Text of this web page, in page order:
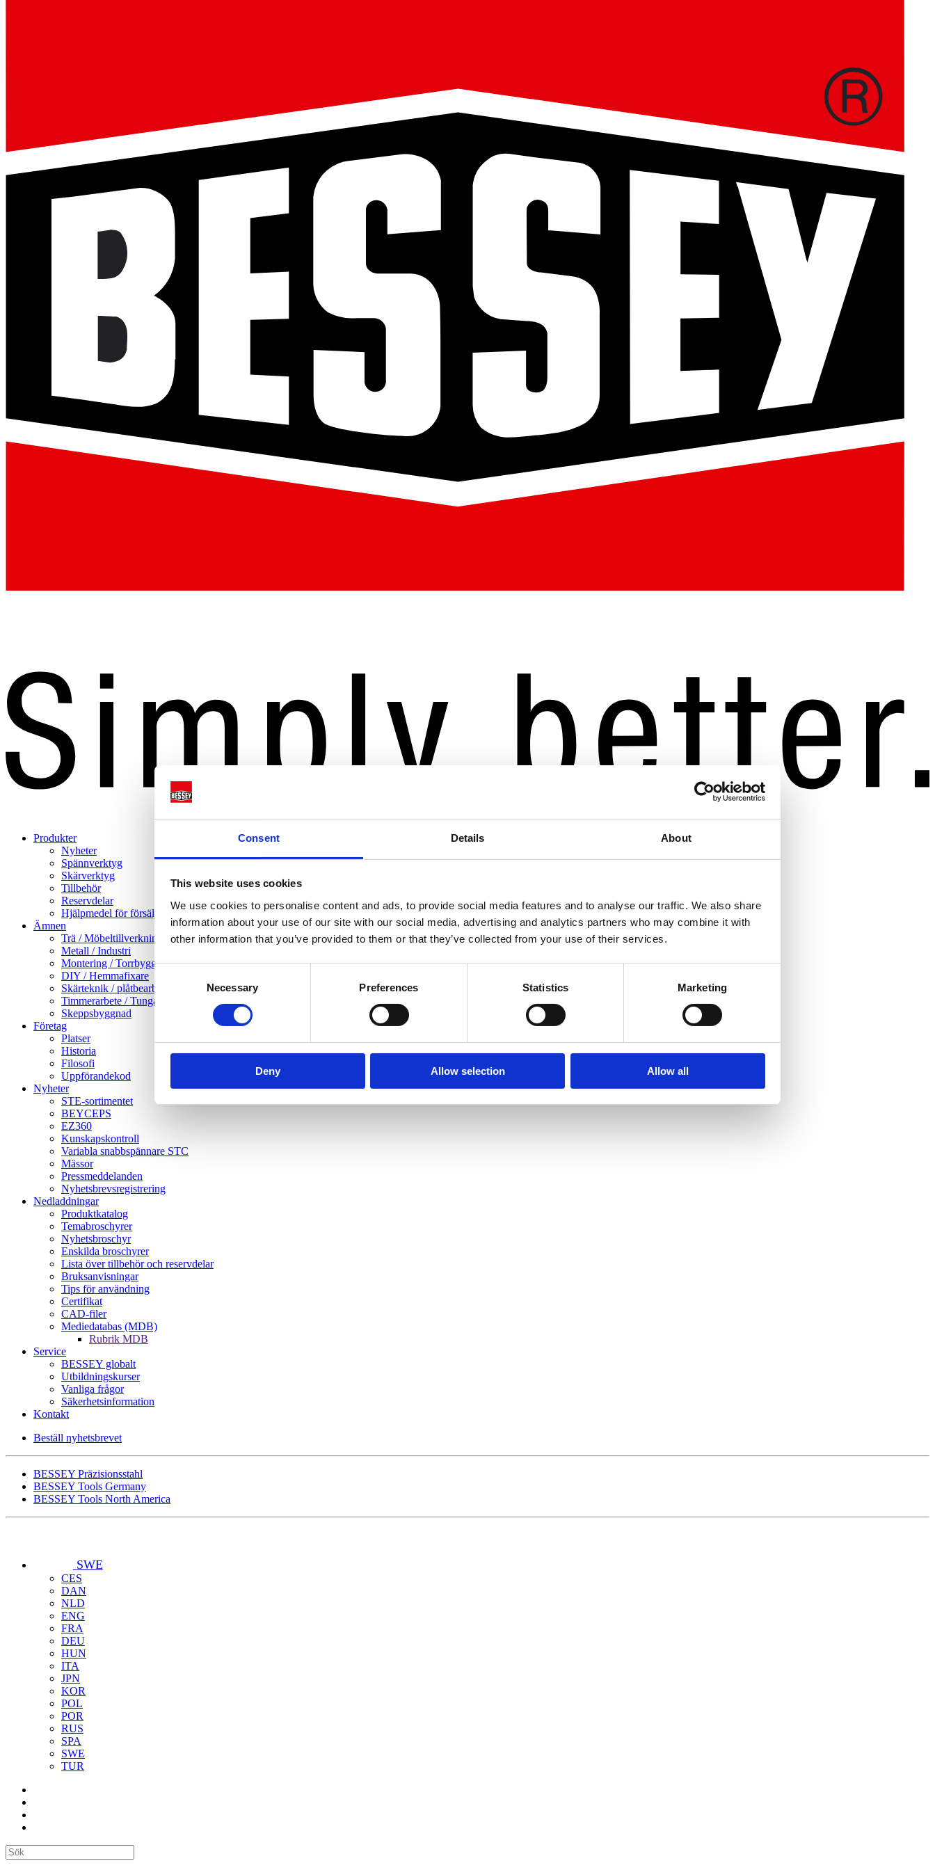
Consent Details About
This website uses cookies
We use cookies to personalise content and ads, to provide social media features and to analyse our traffic. We also share
information about your use of our site with our social media, advertising and analytics partners who may combine it with
other information that you’ve provided to them or that they’ve collected from your use of their services.
Consent
Selection
Necessary Preferences Statistics Marketing
Deny Allow selection Allow all
Produkter
Nyheter
Spännverktyg
Skärverktyg
Tillbehör
Reservdelar
Hjälpmedel för försäljning
Ämnen
Trä / Möbeltillverkning
Metall / Industri
Montering / Torrbyggnad
DIY / Hemmafixare
Skärteknik / plåtbearbetning
Timmerarbete / Tunga träarbeten
Skeppsbyggnad
Företag
Platser
Historia
Filosofi
Uppförandekod
Nyheter
STE-sortimentet
BEYCEPS
EZ360
Kunskapskontroll
Variabla snabbspännare STC
Mässor
Pressmeddelanden
Nyhetsbrevsregistrering
Nedladdningar
Produktkatalog
Temabroschyrer
Nyhetsbroschyr
Enskilda broschyrer
Lista över tillbehör och reservdelar
Bruksanvisningar
Tips för användning
Certifikat
CAD-filer
Mediedatabas (MDB)
Rubrik MDB
Service
BESSEY globalt
Utbildningskurser
Vanliga frågor
Säkerhetsinformation
Kontakt
Beställ nyhetsbrevet
BESSEY Präzisionsstahl
BESSEY Tools Germany
BESSEY Tools North America
SWE
CES
DAN
NLD
ENG
FRA
DEU
HUN
ITA
JPN
KOR
POL
POR
RUS
SPA
SWE
TUR